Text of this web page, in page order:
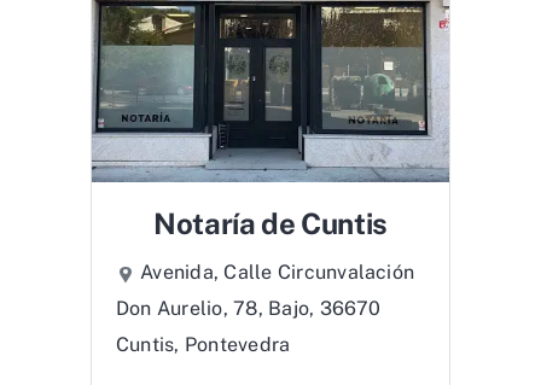
Notaría de Cuntis
Avenida, Calle Circunvalación
Don Aurelio, 78, Bajo, 36670
Cuntis, Pontevedra